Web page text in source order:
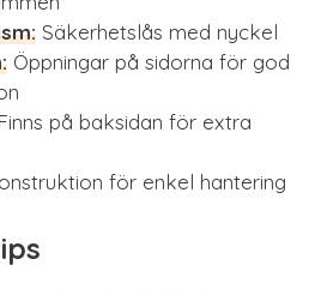
Säkerhetslås med nyckel
Öppningar på sidorna för god
Finns på baksidan för extra
för enkel hantering